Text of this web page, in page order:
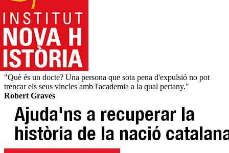
"Què és un docte? Una persona que sota pena d'expulsió no pot
trencar els seus vincles amb l'academia a la qual pertany."
Robert Graves